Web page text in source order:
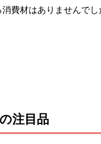
費材はありませんでし
注目品